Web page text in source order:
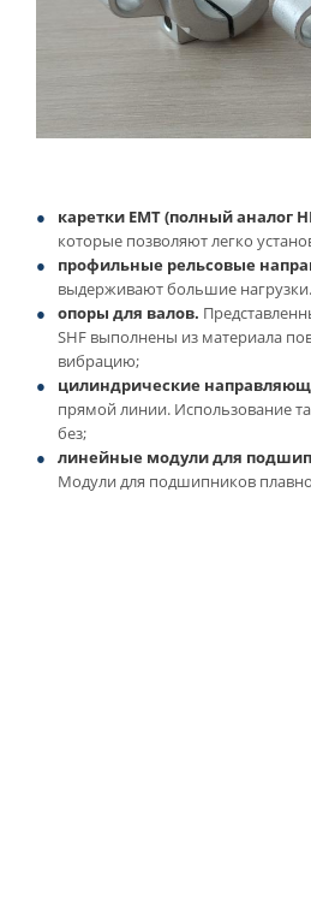
каретки ЕМТ (полный аналог
которые позволяют легко
профильные рельсовые
выдерживают большие
опоры для валов.
SHF выполнены из материала
вибрацию;
цилиндрические
прямой линии. Использование
без;
линейные модули для
Модули для подшипников